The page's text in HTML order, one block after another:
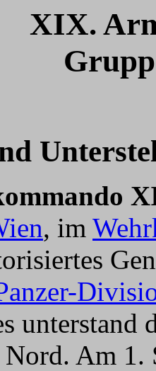
XIX.
, im
unterstand
Nord. Am 1.